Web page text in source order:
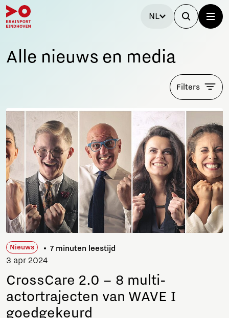
NL
Alle nieuws en media
Filters
Nieuws 7 minuten leestijd
3 apr 2024
CrossCare 2.0 – 8 multi-
actortrajecten van WAVE I
goedgekeurd